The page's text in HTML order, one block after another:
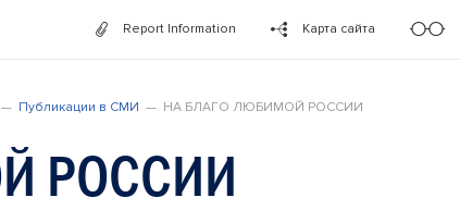
Report Information Карта сайта
Публикации в СМИ НА БЛАГО ЛЮБИМОЙ РОССИИ
РОССИИ